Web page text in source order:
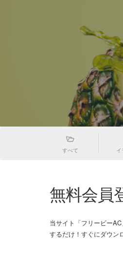
すべて イ
無料会員
当サイト「フリービー
するだけ！すぐにダウン